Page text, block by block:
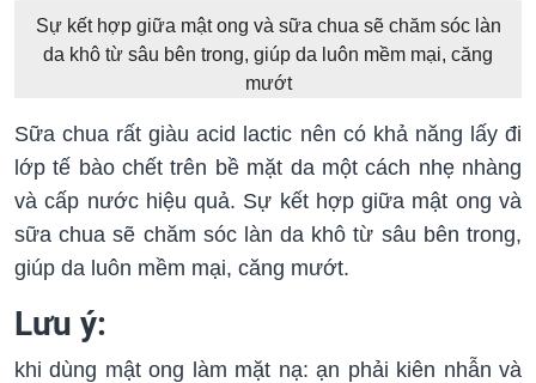
Sự kết hợp giữa mật ong và sữa chua sẽ chăm sóc làn
da khô từ sâu bên trong, giúp da luôn mềm mại, căng
mướt
Sữa chua rất giàu acid lactic nên có khả năng lấy đi
lớp tế bào chết trên bề mặt da một cách nhẹ nhàng
và cấp nước hiệu quả. Sự kết hợp giữa mật ong và
sữa chua sẽ chăm sóc làn da khô từ sâu bên trong,
giúp da luôn mềm mại, căng mướt.
Lưu ý:
khi dùng mật ong làm mặt nạ: ạn phải kiên nhẫn và